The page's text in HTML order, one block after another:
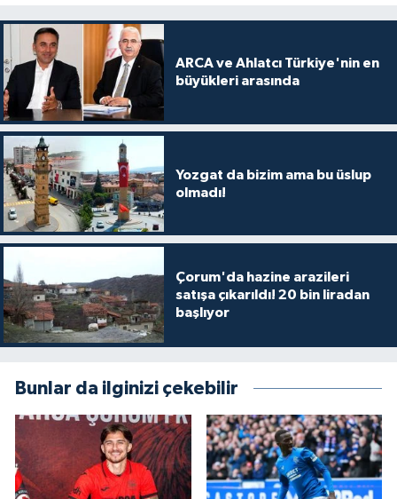
ARCA ve Ahlatcı Türkiye'nin en
büyükleri arasında
Yozgat da bizim ama bu üslup
olmadı!
Çorum'da hazine arazileri
satışa çıkarıldı! 20 bin liradan
başlıyor
Bunlar da ilginizi çekebilir